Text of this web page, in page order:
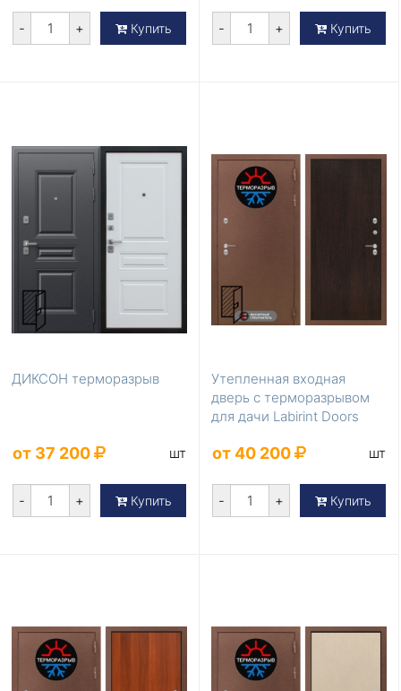
- + Купить - + Купить
ДИКСОН терморазрыв
от 37 200 шт
- + Купить
Утепленная входная
дверь с терморазрывом
для дачи Labirint Doors
от 40 200 шт
- + Купить